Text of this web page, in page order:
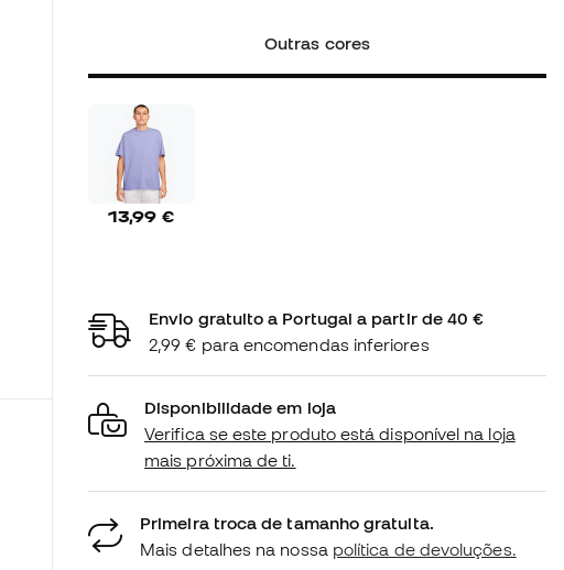
Outras cores
13,99 €
Envio gratuito a Portugal a partir de 40 €
2,99 € para encomendas inferiores
Disponibilidade em loja
Verifica se este produto está disponível na loja
mais próxima de ti.
Primeira troca de tamanho gratuita.
Mais detalhes na nossa política de devoluções.